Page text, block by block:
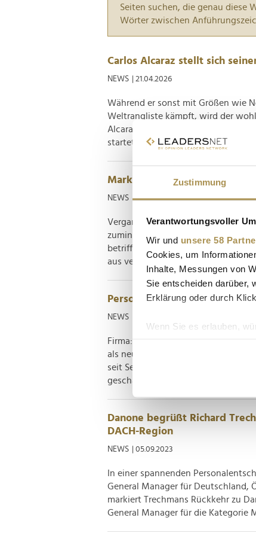
Zustimmung
Verantwortungsvoller
Wir und unsere 58
Cookies, um
Inhalte, Messungen von
Sie entscheiden darüber,
Erklärung oder durch
Wenn Sie es erlauben,
Erfahren Sie mehr
Wir verwenden Cookies,
und die Zugriffe auf
Website an unsere
der Dienste gesammelt
Seiten suchen, die genau diese
Wörter zwischen
Carlos Alcaraz stellt sich
NEWS | 21.04.2026
Während er sonst mit Größen wie
Weltrangliste kämpft, wird der
Alcaraz durch YoPro ermittelt: Die
startet nächsten Monat ihre erste
Markenfestival 2025: Stimmen
NEWS | 28.09.2025
Vergangene Woche fand die vierte
zumindest, was den gewohnten
betrifft. Unter dem Motto "KI &
aus verschiedensten Branchen
Personalie: Monica Rauch
NEWS
Firma: Danone Position: FMCG-
als neue FMCG-Marketingchefin in
seit September 2023 Milchfrische,
geschaffenen Position verantwortet
Danone begrüßt Richard
DACH-Region
NEWS | 05.09.2023
In einer spannenden
General Manager für Deutschland,
markiert Trechmans Rückkehr zu
General Manager für die Kategorie